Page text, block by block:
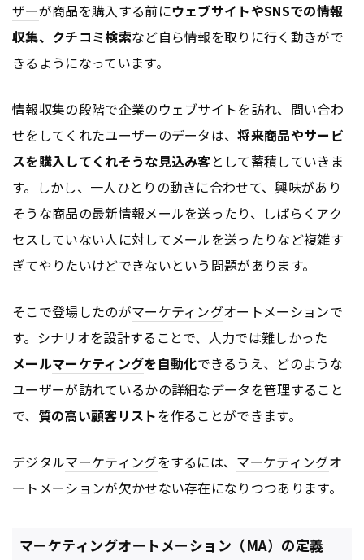
ザーが商品を購入する前にウェブサイトやSNSでの情報
収集、クチコミ検索など自ら情報を取りに行く動きがで
きるようになっています。
情報収集の段階で企業のウェブサイトを訪れ、問い合わ
せをしてくれたユーザーのデータは、将来商品やサービ
スを購入してくれそうな見込み客として蓄積していきま
す。しかし、一人ひとりの動きに合わせて、興味があり
そうな商品の最新情報メールを送ったり、しばらくアク
セスしていない人に対してメールを送ったりなど複雑す
ぎてやりたいけどできないという問題があります。
そこで登場したのがマーケティングオートメーションで
す。シナリオを設計することで、人力では難しかった
メールマーケティングを自動化できるうえ、どのような
ユーザーが訪れているかの詳細なデータを管理すること
で、 質の高い顧客リストを作ることができます。
デジタルマーケティングをするには、 マーケティングオ
ートメーションが欠かせない存在になりつつあります。
マーケティングオートメーション（MA）の定義